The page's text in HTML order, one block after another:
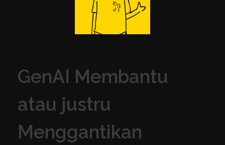
GenAI Membantu
atau justru
Menggantikan